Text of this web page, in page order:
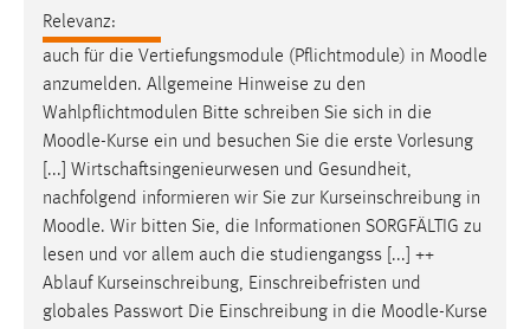
Relevanz:
auch für die Vertiefungsmodule (Pflichtmodule) in Moodle
anzumelden. Allgemeine Hinweise zu den
Wahlpflichtmodulen Bitte schreiben Sie sich in die
Moodle-Kurse ein und besuchen Sie die erste Vorlesung
[...] Wirtschaftsingenieurwesen und Gesundheit,
nachfolgend informieren wir Sie zur Kurseinschreibung in
Moodle. Wir bitten Sie, die Informationen SORGFÄLTIG zu
lesen und vor allem auch die studiengangss [...] ++
Ablauf Kurseinschreibung, Einschreibefristen und
globales Passwort Die Einschreibung in die Moodle-Kurse
Chat
Name:
MibewSessionID, MIBEW_UserID, mibew_locale, mibew-
chat-frame-style-5e9dbeb1811c0446
Zweck:
Wird benötigt um die Chatfunktion nutzen zu können.
Cookie Laufzeit:
MibewSessionID, mibew-chat-frame-style-
5e9dbeb1811c0446 = Sitzungslaufzeit, mibew_locale = 3